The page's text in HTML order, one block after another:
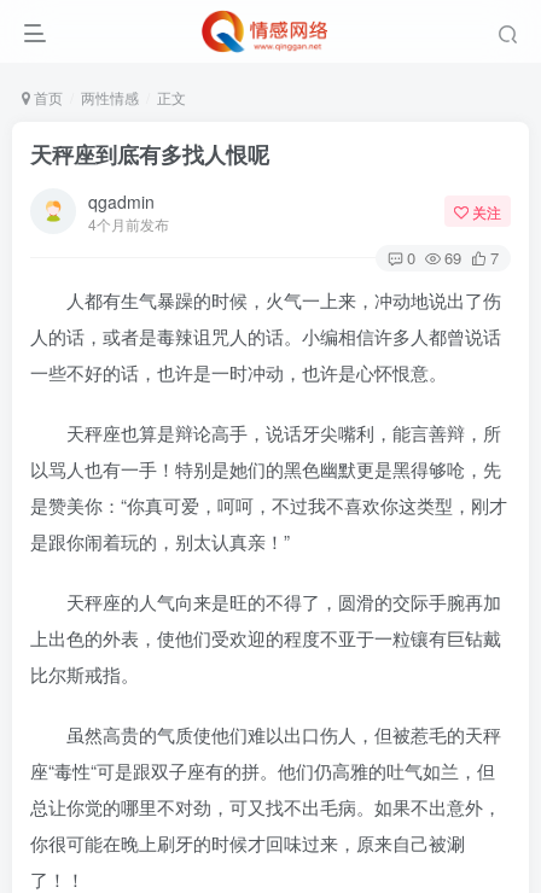
首页 两性情感 正文
天秤座到底有多找人恨呢
qgadmin
4个月前发布
关注
0 69 7
人都有生气暴躁的时候，火气一上来，冲动地说出了伤
人的话，或者是毒辣诅咒人的话。小编相信许多人都曾说话
一些不好的话，也许是一时冲动，也许是心怀恨意。
天秤座也算是辩论高手，说话牙尖嘴利，能言善辩，所
以骂人也有一手！特别是她们的黑色幽默更是黑得够呛，先
是赞美你：“你真可爱，呵呵，不过我不喜欢你这类型，刚才
是跟你闹着玩的，别太认真亲！”
天秤座的人气向来是旺的不得了，圆滑的交际手腕再加
上出色的外表，使他们受欢迎的程度不亚于一粒镶有巨钻戴
比尔斯戒指。
虽然高贵的气质使他们难以出口伤人，但被惹毛的天秤
座“毒性“可是跟双子座有的拼。他们仍高雅的吐气如兰，但
总让你觉的哪里不对劲，可又找不出毛病。如果不出意外，
你很可能在晚上刷牙的时候才回味过来，原来自己被涮
了！！